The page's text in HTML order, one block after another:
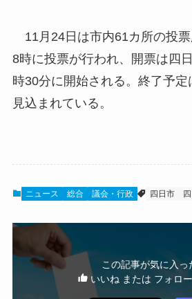
11月24日は市内61カ所の投
8時に投票が行われ、開票は四
時30分に開始される。終了予定
見込まれている。
ニュース 総合 議会・行政 四日市
この記事が気に入っ
いいね または フォロ